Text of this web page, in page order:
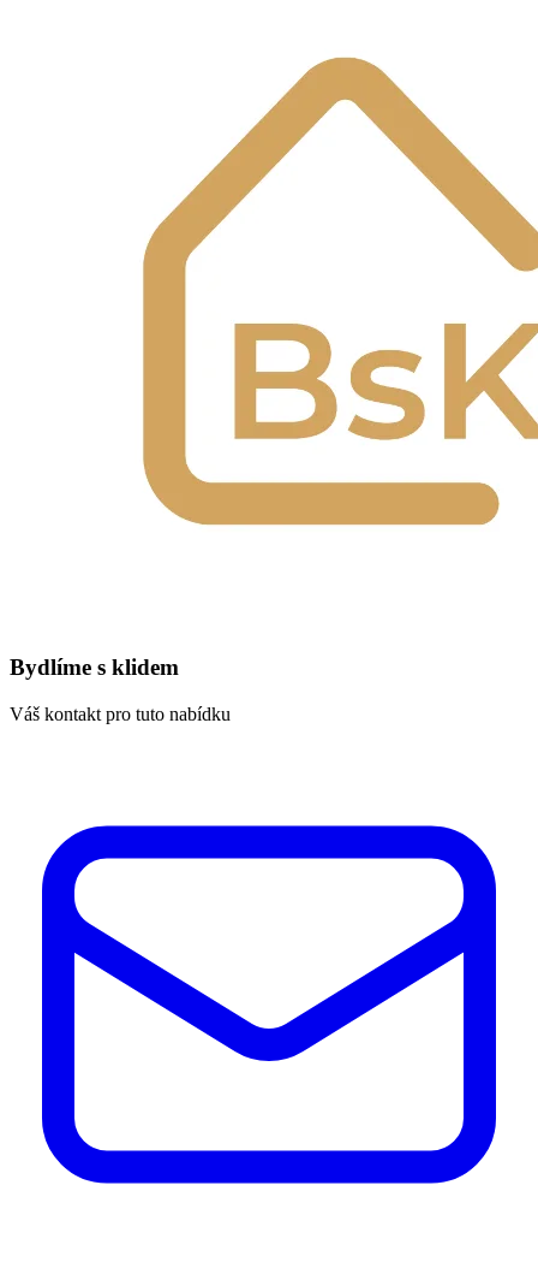
Bydlíme s klidem
Váš kontakt pro tuto nabídku